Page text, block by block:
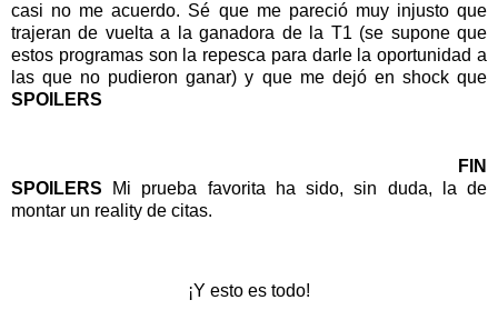
casi no me acuerdo. Sé que me pareció muy injusto que
trajeran de vuelta a la ganadora de la T1 (se supone que
estos programas son la repesca para darle la oportunidad a
las que no pudieron ganar) y que me dejó en shock que
SPOILERS
FIN
SPOILERS
Mi prueba favorita ha sido, sin duda, la de
montar un reality de citas.
¡Y esto es todo!